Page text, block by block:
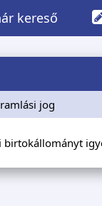
kereső
jog
birtokállományt